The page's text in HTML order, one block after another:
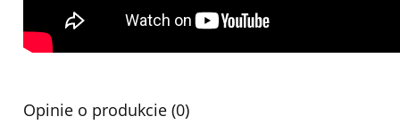
Opinie o produkcie (0)